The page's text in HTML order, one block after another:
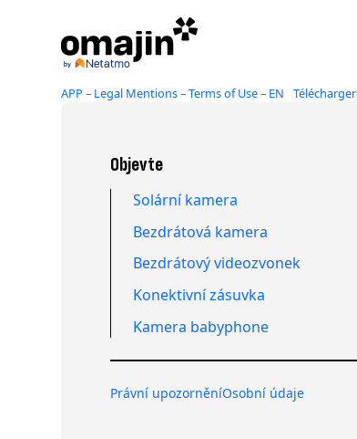
APP – Legal Mentions – Terms of Use – EN Télécharger
Objevte
Solární kamera
Bezdrátová kamera
Bezdrátový videozvonek
Konektivní zásuvka
Kamera babyphone
Právní upozorněníOsobní údaje